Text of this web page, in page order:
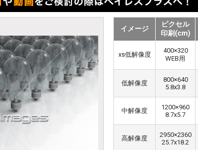
イメージ
ピクセル
印刷(cm)
xs低解像度
400×320
WEB用
低解像度
800×640
5.8x3.8
中解像度
1200×960
8.7x5.7
高解像度
2950×2360
25.7x18.2